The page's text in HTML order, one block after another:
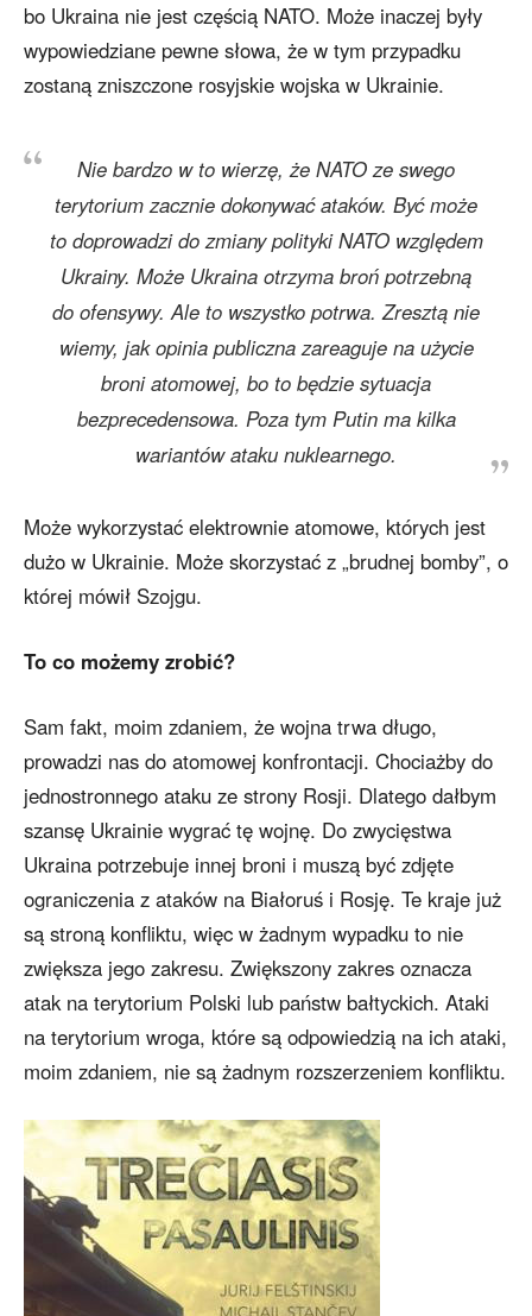
bo Ukraina nie jest częścią NATO. Może inaczej były
wypowiedziane pewne słowa, że w tym przypadku
zostaną zniszczone rosyjskie wojska w Ukrainie.
Nie bardzo w to wierzę, że NATO ze swego
terytorium zacznie dokonywać ataków. Być może
to doprowadzi do zmiany polityki NATO względem
Ukrainy. Może Ukraina otrzyma broń potrzebną
do ofensywy. Ale to wszystko potrwa. Zresztą nie
wiemy, jak opinia publiczna zareaguje na użycie
broni atomowej, bo to będzie sytuacja
bezprecedensowa. Poza tym Putin ma kilka
wariantów ataku nuklearnego.
Może wykorzystać elektrownie atomowe, których jest
dużo w Ukrainie. Może skorzystać z „brudnej bomby”, o
której mówił Szojgu.
To co możemy zrobić?
Sam fakt, moim zdaniem, że wojna trwa długo,
prowadzi nas do atomowej konfrontacji. Chociażby do
jednostronnego ataku ze strony Rosji. Dlatego dałbym
szansę Ukrainie wygrać tę wojnę. Do zwycięstwa
Ukraina potrzebuje innej broni i muszą być zdjęte
ograniczenia z ataków na Białoruś i Rosję. Te kraje już
są stroną konfliktu, więc w żadnym wypadku to nie
zwiększa jego zakresu. Zwiększony zakres oznacza
atak na terytorium Polski lub państw bałtyckich. Ataki
na terytorium wroga, które są odpowiedzią na ich ataki,
moim zdaniem, nie są żadnym rozszerzeniem konfliktu.